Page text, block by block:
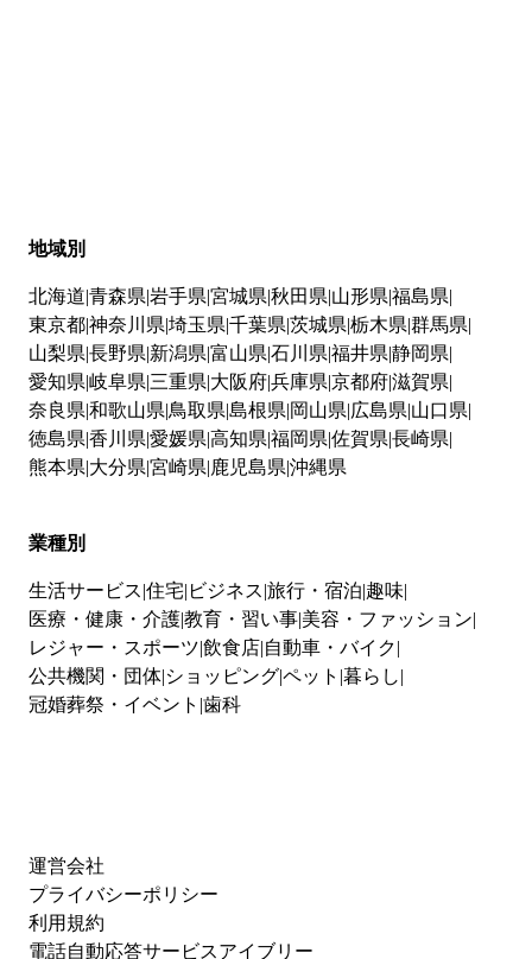
地域別
北海道 青森県 岩手県 宮城県 秋田県 山形県 福島県
東京都神奈川県 埼玉県 千葉県 茨城県 栃木県 群馬県
山梨県 長野県 新潟県 富山県 石川県 福井県 静岡県
愛知県 岐阜県 三重県 大阪府兵庫県 京都府滋賀県
奈良県 和歌山県 鳥取県 島根県 岡山県 広島県 山口県
徳島県 香川県 愛媛県 高知県 福岡県 佐賀県 長崎県
熊本県 大分県 宮崎県 鹿児島県 沖縄県
業種別
生活サービス 住宅 ビジネス 旅行・宿泊 趣味
医療・健康・介護教育・習い事 美容・ファッション
レジャー・スポーツ 飲食店 自動車・バイク
公共機関・団体 ショッピングペット 暮らし
冠婚葬祭・イベント 歯科
運営会社
プライバシーポリシー
利用規約
電話自動応答サービスアイブリー